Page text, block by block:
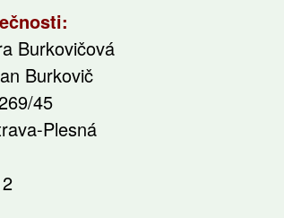
Burkovičová
Burkovič
45
Plesná